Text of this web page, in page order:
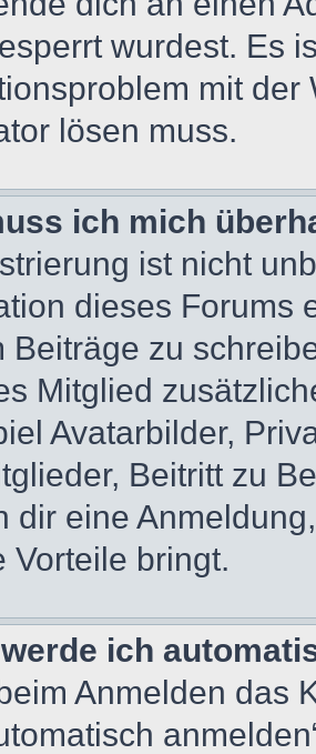
wurdest. Es
mit
lösen muss.
ich mich
ist nicht
dieses Forums
Beiträge zu
Mitglied
Avatarbilder,
Beitritt zu
dir eine
Vorteile bringt.
ich
Anmelden das